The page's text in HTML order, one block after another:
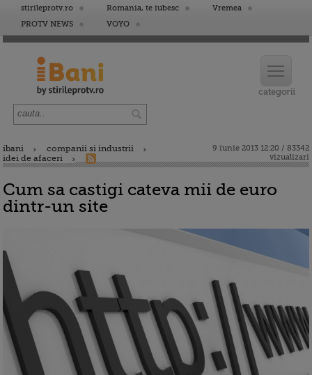
stirileprotv.ro Romania, te iubesc
Vremea
PROTV NEWS
VOYO
ibani
companii si industrii
idei de afaceri
9 iunie 2013 12:20 / 83342
vizualizari
Cum sa castigi cateva mii de euro
dintr-un site